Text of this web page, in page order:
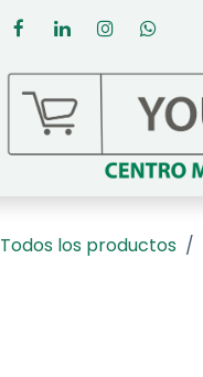
Todos los productos